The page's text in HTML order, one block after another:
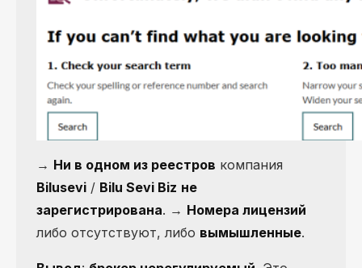
→ Ни в одном из реестров компания
Bilusevi / Bilu Sevi Biz не
зарегистрирована. → Номера лицензий
либо отсутствуют, либо вымышленные.